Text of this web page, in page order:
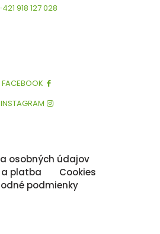
918 127 028
FACEBOOK
INSTAGRAM
osobných údajov
platba
Cookies
podmienky